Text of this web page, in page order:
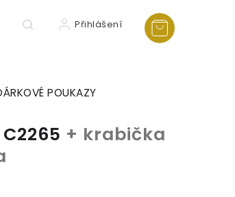
Přihlášení
POUKAZY
+ krabička